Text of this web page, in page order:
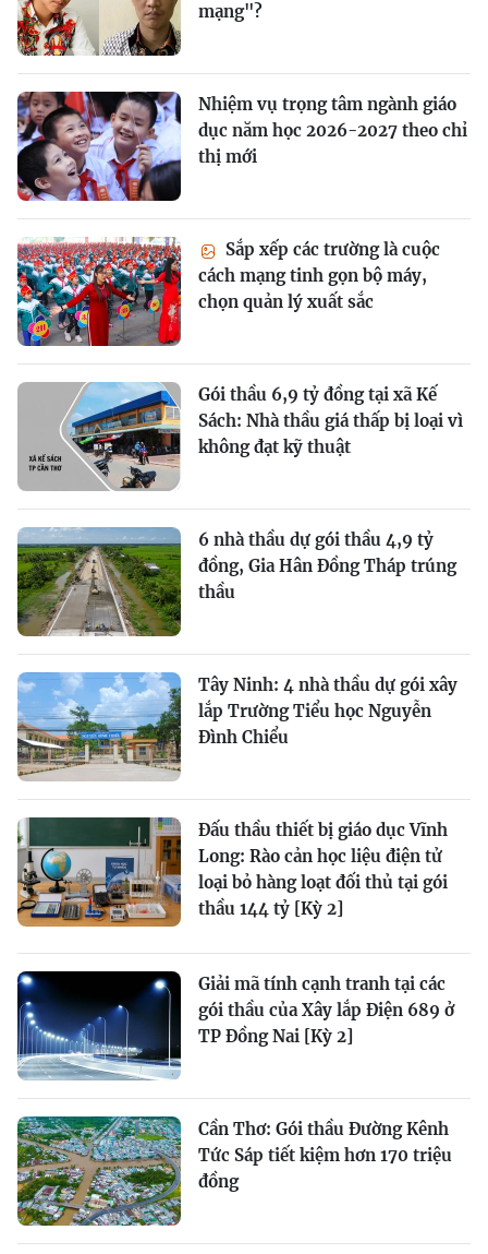
mạng"?
Nhiệm vụ trọng tâm ngành giáo
dục năm học 2026-2027 theo chỉ
thị mới
Sắp xếp các trường là cuộc
cách mạng tinh gọn bộ máy,
chọn quản lý xuất sắc
Gói thầu 6,9 tỷ đồng tại xã Kế
Sách: Nhà thầu giá thấp bị loại vì
không đạt kỹ thuật
6 nhà thầu dự gói thầu 4,9 tỷ
đồng, Gia Hân Đồng Tháp trúng
thầu
Tây Ninh: 4 nhà thầu dự gói xây
lắp Trường Tiểu học Nguyễn
Đình Chiểu
Đấu thầu thiết bị giáo dục Vĩnh
Long: Rào cản học liệu điện tử
loại bỏ hàng loạt đối thủ tại gói
thầu 144 tỷ [Kỳ 2]
Giải mã tính cạnh tranh tại các
gói thầu của Xây lắp Điện 689 ở
TP Đồng Nai [Kỳ 2]
Cần Thơ: Gói thầu Đường Kênh
Tức Sáp tiết kiệm hơn 170 triệu
đồng